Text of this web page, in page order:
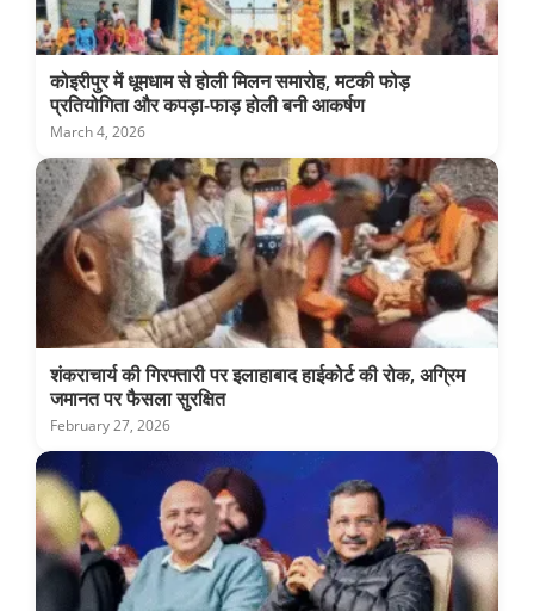
कोइरीपुर में धूमधाम से होली मिलन समारोह, मटकी फोड़
प्रतियोगिता और कपड़ा-फाड़ होली बनी आकर्षण
March 4, 2026
शंकराचार्य की गिरफ्तारी पर इलाहाबाद हाईकोर्ट की रोक, अग्रिम
जमानत पर फैसला सुरक्षित
February 27, 2026